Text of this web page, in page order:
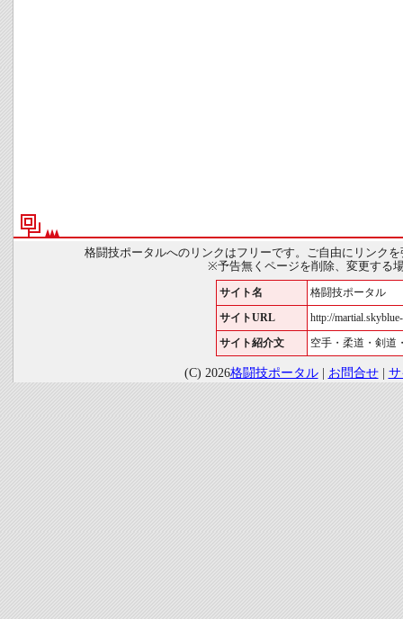
格闘技ポータルへのリンクはフリーです。ご自由にリンク
※予告無くページを削除、変更する
サイト名 格闘技ポータル
サイトURL http://
サイト紹介文 空手・柔道・剣道
(C) 2026格闘技ポータル| お問合せ|